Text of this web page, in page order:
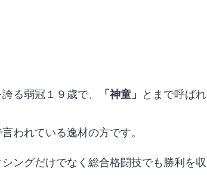
誇る弱冠１９歳で、 「神童」 とまで呼ばれ
われている逸材の方です。
ングだけでなく総合格闘技でも勝利を収